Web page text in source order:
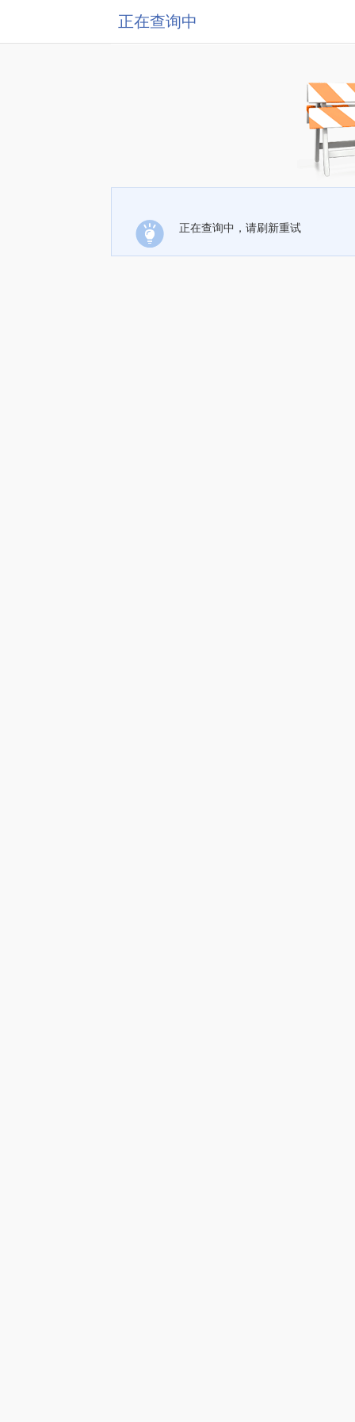
正在查询中
正在查询中，请刷新重试